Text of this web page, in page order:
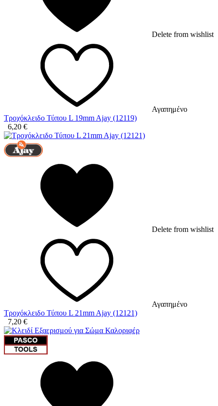
Delete from wishlist
Αγαπημένο
Τροχόκλειδο Τύπου L 19mm Ajay (12119)
6,20 €
Delete from wishlist
Αγαπημένο
Τροχόκλειδο Τύπου L 21mm Ajay (12121)
7,20 €